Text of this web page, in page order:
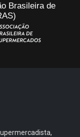
Brasileira de